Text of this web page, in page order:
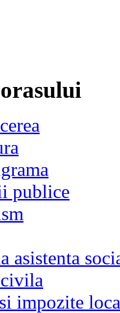
publice
asistenta
impozite